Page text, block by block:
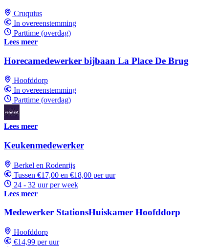
Cruquius
In overeenstemming
Parttime (overdag)
Lees meer
Horecamedewerker bijbaan La Place De Brug
Hoofddorp
In overeenstemming
Parttime (overdag)
Lees meer
Keukenmedewerker
Berkel en Rodenrijs
Tussen €17,00 en €18,00 per uur
24 - 32 uur per week
Lees meer
Medewerker StationsHuiskamer Hoofddorp
Hoofddorp
€14,99 per uur